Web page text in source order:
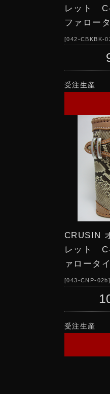
レット
ファロー
042-CBKBK-
受注生産
CRUSIN
レット
ァロータ
043-CNP-02b
受注生産